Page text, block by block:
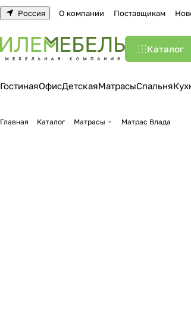
Россия О компании Поставщикам
Каталог
ГостинаяОфисДетскаяМатрасыСпальня
Главная Каталог Матрасы Матрас Влада